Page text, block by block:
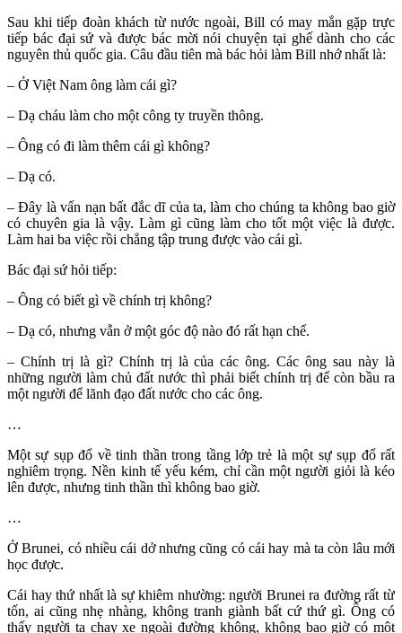
Sau khi tiếp đoàn khách từ nước ngoài, Bill có may mắn gặp trực
tiếp bác đại sứ và được bác mời nói chuyện tại ghế dành cho các
nguyên thủ quốc gia. Câu đầu tiên mà bác hỏi làm Bill nhớ nhất là:
– Ở Việt Nam ông làm cái gì?
– Dạ cháu làm cho một công ty truyền thông.
– Ông có đi làm thêm cái gì không?
– Dạ có.
– Đây là vấn nạn bất đắc dĩ của ta, làm cho chúng ta không bao giờ
có chuyên gia là vậy. Làm gì cũng làm cho tốt một việc là được.
Làm hai ba việc rồi chẳng tập trung được vào cái gì.
Bác đại sứ hỏi tiếp:
– Ông có biết gì về chính trị không?
– Dạ có, nhưng vẫn ở một góc độ nào đó rất hạn chế.
– Chính trị là gì? Chính trị là của các ông. Các ông sau này là
những người làm chủ đất nước thì phải biết chính trị để còn bầu ra
một người để lãnh đạo đất nước cho các ông.
…
Một sự sụp đổ về tinh thần trong tầng lớp trẻ là một sự sụp đổ rất
nghiêm trọng. Nền kinh tế yếu kém, chỉ cần một người giỏi là kéo
lên được, nhưng tinh thần thì không bao giờ.
…
Ở Brunei, có nhiều cái dở nhưng cũng có cái hay mà ta còn lâu mới
học được.
Cái hay thứ nhất là sự khiêm nhường: người Brunei ra đường rất từ
tốn, ai cũng nhẹ nhàng, không tranh giành bất cứ thứ gì. Ông có
thấy người ta chạy xe ngoài đường không, không bao giờ có một